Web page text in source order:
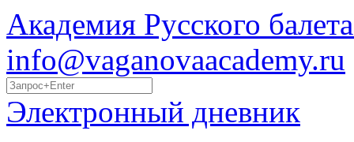
Академия Русского
info@vaganovaacademy.ru
Электронный дневник